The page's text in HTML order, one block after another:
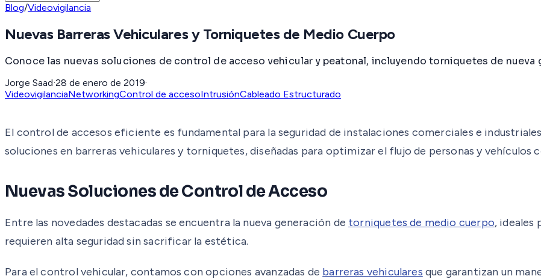
Blog/Videovigilancia
Nuevas Barreras Vehiculares y Torniquetes de Medio Cuerpo
Conoce las nuevas soluciones de control de acceso vehicular y peatonal, incluyendo torniquetes de nueva
Jorge Saad·28 de enero de 2019·
VideovigilanciaNetworkingControl de accesoIntrusiónCableado Estructurado
El control de accesos eficiente es fundamental para la seguridad de instalaciones comerciales e
soluciones en barreras vehiculares y torniquetes, diseñadas para optimizar el flujo de personas y vehículos
Nuevas Soluciones de Control de Acceso
Entre las novedades destacadas se encuentra la nueva generación de torniquetes de medio cuerpo, ideales
requieren alta seguridad sin sacrificar la estética.
Para el control vehicular, contamos con opciones avanzadas de barreras vehiculares que garantizan un